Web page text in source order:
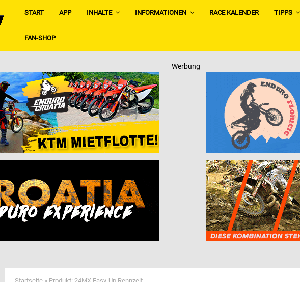
START APP INHALTE INFORMATIONEN RACE KALENDER TIPPS
FAN-SHOP
Werbung